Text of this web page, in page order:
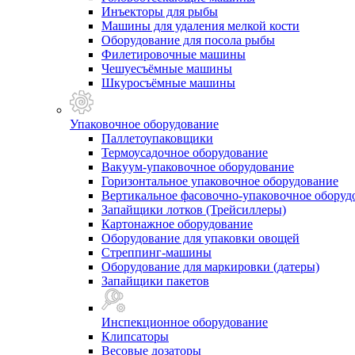
Инъекторы для рыбы
Машины для удаления мелкой кости
Оборудование для посола рыбы
Филетировочные машины
Чешуесъёмные машины
Шкуросъёмные машины
Упаковочное оборудование
Паллетоупаковщики
Термоусадочное оборудование
Вакуум-упаковочное оборудование
Горизонтальное упаковочное оборудование
Вертикальное фасовочно-упаковочное
Запайщики лотков (Трейсиллеры)
Картонажное оборудование
Оборудование для упаковки овощей
Стреппинг-машины
Оборудование для маркировки (датеры)
Запайщики пакетов
Инспекционное оборудование
Клипсаторы
Весовые дозаторы